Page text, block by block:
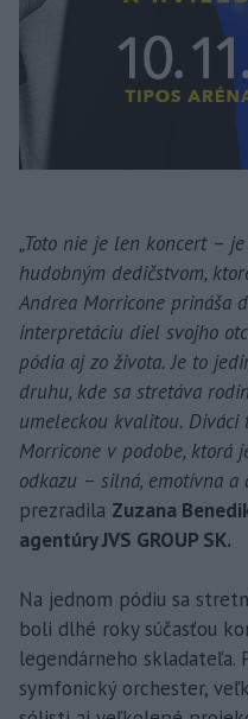
„Toto nie je len koncert –
hudobným dedičstvom,
Andrea Morricone prináša
interpretáciu diel svojho
pódia aj zo života. Je to
druhu, kde sa stretáva
umeleckou kvalitou.
Morricone v podobe, ktorá
odkazu – silná, emotívna a
prezradila Zuzana
agentúry JVS GROUP SK.
Na jednom pódiu sa
boli dlhé roky súčasťou
legendárneho skladateľa.
symfonický orchester,